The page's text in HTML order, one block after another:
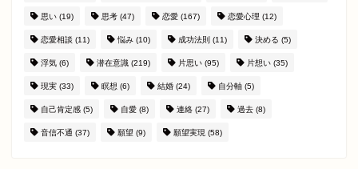
思い (19) 思考 (47) 恋愛 (167) 恋愛心理 (12)
恋愛相談 (11) 悩み (10) 成功法則 (11) 決める (5)
浮気 (6) 潜在意識 (219) 片思い (95) 片想い (35)
現実 (33) 瞑想 (6) 結婚 (24) 自分軸 (5)
自己肯定感 (5) 自愛 (8) 連絡 (27) 過去 (8)
音信不通 (37) 願望 (9) 願望実現 (58)